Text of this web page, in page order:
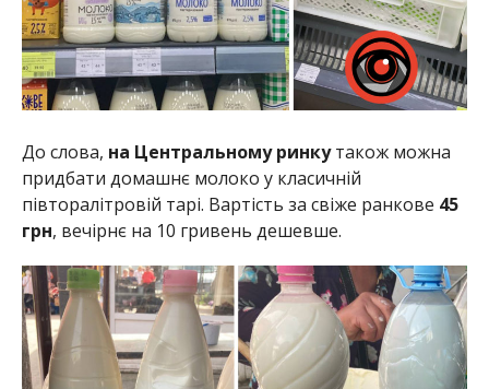
До слова, на Центральному ринкутакож можна
придбати домашнє молоко у класичній
півторалітровій тарі. Вартість за свіже ранкове 45
грн, вечірнє на 10 гривень дешевше.